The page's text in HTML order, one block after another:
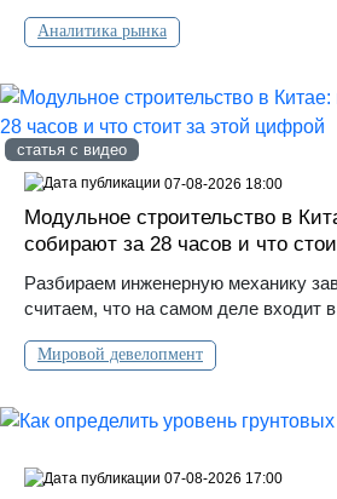
Аналитика рынка
статья с видео
Модульное строительство в
собирают за 28 часов и что
Разбираем инженерную механику
считаем, что на самом деле входит
Мировой девелопмент
07-08-2026 18:00
07-08-2026 17:00